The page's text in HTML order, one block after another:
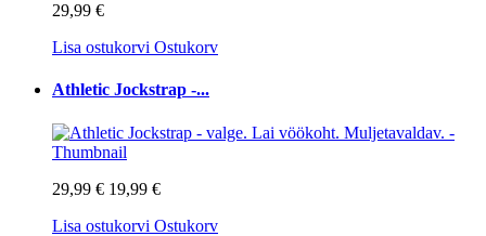
29,99 €
Lisa ostukorvi Ostukorv
Athletic Jockstrap -...
29,99 € 19,99 €
Lisa ostukorvi Ostukorv